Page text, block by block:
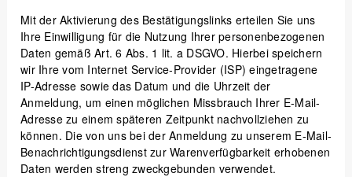
Mit der Aktivierung des Bestätigungslinks erteilen Sie uns
Ihre Einwilligung für die Nutzung Ihrer personenbezogenen
Daten gemäß Art. 6 Abs. 1 lit. a DSGVO. Hierbei speichern
wir Ihre vom Internet Service-Provider (ISP) eingetragene
IP-Adresse sowie das Datum und die Uhrzeit der
Anmeldung, um einen möglichen Missbrauch Ihrer E-Mail-
Adresse zu einem späteren Zeitpunkt nachvollziehen zu
können. Die von uns bei der Anmeldung zu unserem E-Mail-
Benachrichtigungsdienst zur Warenverfügbarkeit erhobenen
Daten werden streng zweckgebunden verwendet.